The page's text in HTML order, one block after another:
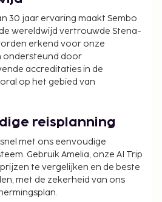
30 jaar ervaring maakt Sembo
wereldwijd vertrouwde Stena-
erkend voor onze
ondersteund door
accreditaties in de
op het gebied van
reisplanning
met ons eenvoudige
Gebruik Amelia, onze AI Trip
te vergelijken en de beste
met de zekerheid van ons